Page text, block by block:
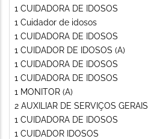
1 CUIDADORA DE IDOSOS
1 Cuidador de idosos
1 CUIDADORA DE IDOSOS
1 CUIDADOR DE IDOSOS (A)
1 CUIDADORA DE IDOSOS
1 CUIDADORA DE IDOSOS
1 MONITOR (A)
2 AUXILIAR DE SERVIÇOS GERAIS
1 CUIDADORA DE IDOSOS
1 CUIDADOR IDOSOS